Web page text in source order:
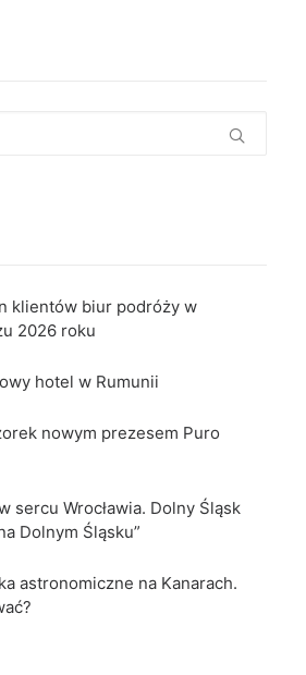
klientów biur podróży w
2026 roku
hotel w Rumunii
nowym prezesem Puro
sercu Wrocławia. Dolny Śląsk
Dolnym Śląsku”
astronomiczne na Kanarach.